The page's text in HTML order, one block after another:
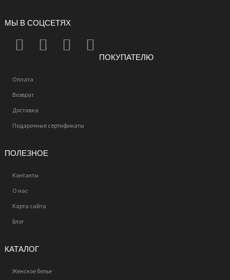
МЫ В СОЦСЕТЯХ
ПОКУПАТЕЛЮ
Оплата
Возврат
Доставка
Подарочные сертификаты
ПОЛЕЗНОЕ
Контакты
О нас
Карта сайта
Блог
КАТАЛОГ
Женское белье